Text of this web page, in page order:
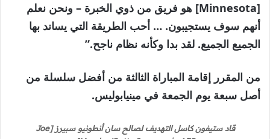
[Minnesota] هو فريق من ذوي الخبرة – ونحن نعلم
أنهم سوف يستجيبون. … أحب الطريقة التي يساند بها
الجميع الجميع. لقد بدا وكأنه نظام ناجح.”
من المقرر إقامة المباراة الثالثة من أفضل سلسلة من
أصل سبعة يوم الجمعة في مينيابوليس.
قاد ستيفون كاسل التهديف لصالح سان أنطونيو سبيرز [Joe